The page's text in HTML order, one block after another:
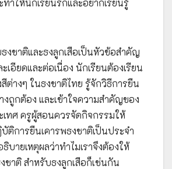
ำให้นักเรียนรักและอยากเรียนรู้
งชาติและธงลูกเสือเป็นหัวข้อสำคัญ
เอียดและต่อเนื่อง นักเรียนต้องเรียน
ต่างๆ ในธงชาติไทย รู้จักวิธีการยืน
งถูกต้อง และเข้าใจความสำคัญของ
ทศ ครูผู้สอนควรจัดกิจกรรมให้
ติการยืนเคารพธงชาติเป็นประจำ
ายเหตุผลว่าทำไมเราจึงต้องให้
ชาติ สำหรับธงลูกเสือก็เช่นกัน